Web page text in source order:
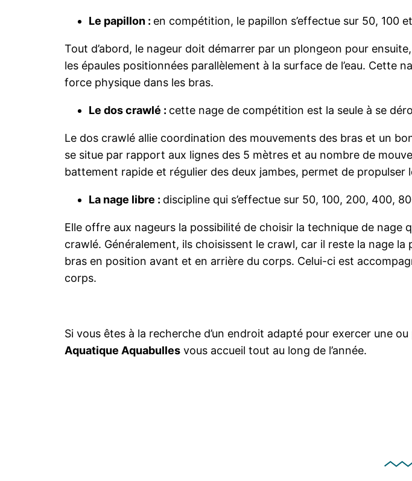
Le papillon : en compétition, le papillon s’effectue sur 50, 100
Tout d’abord, le nageur doit démarrer par un plongeon pour
les épaules positionnées parallèlement à la surface de l’eau. Cette
force physique dans les bras.
Le dos crawlé : cette nage de compétition est la seule à se
Le dos crawlé allie coordination des mouvements des bras et un
se situe par rapport aux lignes des 5 mètres et au nombre de
battement rapide et régulier des deux jambes, permet de propulser
La nage libre : discipline qui s’effectue sur 50, 100, 200, 400,
Elle offre aux nageurs la possibilité de choisir la technique de nage
crawlé. Généralement, ils choisissent le crawl, car il reste la nage
bras en position avant et en arrière du corps. Celui-ci est
corps.
Si vous êtes à la recherche d’un endroit adapté pour exercer une
Aquatique Aquabulles vous accueil tout au long de l’année.